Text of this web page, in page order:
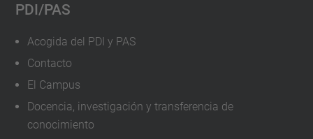
PDI/PAS
Acogida del PDI y PAS
Contacto
El Campus
Docencia, investigación y transferencia de
conocimiento